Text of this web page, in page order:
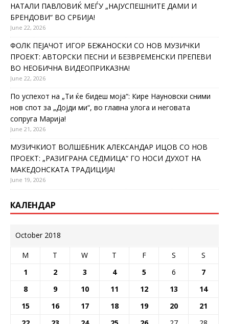
НАТАЛИ ПАВЛОВИЌ МЕЃУ „НАЈУСПЕШНИТЕ ДАМИ И
БРЕНДОВИ“ ВО СРБИЈА!
June 22, 2026
ФОЛК ПЕЈАЧОТ ИГОР БЕЖАНОСКИ СО НОВ МУЗИЧКИ
ПРОЕКТ: АВТОРСКИ ПЕСНИ И БЕЗВРЕМЕНСКИ ПРЕПЕВИ
ВО НЕОБИЧНА ВИДЕОПРИКАЗНА!
June 22, 2026
По успехот на „Ти ќе бидеш моја“: Кире Науновски сними
нов спот за „Дојди ми“, во главна улога и неговата
сопруга Марија!
June 21, 2026
МУЗИЧКИОТ ВОЛШЕБНИК АЛЕКСАНДАР ИЦОВ СО НОВ
ПРОЕКТ: „РАЗИГРАНА СЕДМИЦА“ ГО НОСИ ДУХОТ НА
МАКЕДОНСКАТА ТРАДИЦИЈА!
June 19, 2026
КАЛЕНДАР
October 2018
M T W T F S
S
1
2 3 4 5 6
7
8
9 10 11 12 13
14
15
16 17 18 19 20
21